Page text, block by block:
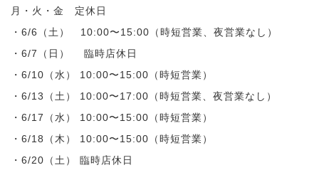
月・火・金 定休日
・6/6（土） 10:00〜15:00（時短営業、夜営業なし）
・6/7（日） 臨時店休日
・6/10（水） 10:00〜15:00（時短営業）
・6/13（土） 10:00〜17:00（時短営業、夜営業なし）
・6/17（水） 10:00〜15:00（時短営業）
・6/18（木） 10:00〜15:00（時短営業）
・6/20（土） 臨時店休日